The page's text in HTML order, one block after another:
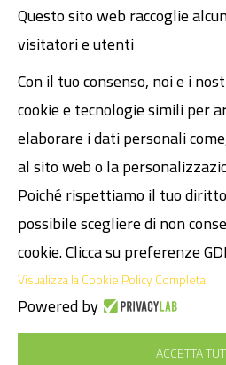
Contatti
Atmosphere
Fissa un incontro
Codice Etico
Dichiarazione dei diritti umani
Legal
P.I. 02089481200
Cap. Soc. € 30.000,00 i.v.
SDI M5UXCR1
© 2026 Tecnotrade S.r.l.
Privacy Policy
Questo sito web raccoglie
visitatori e utenti
Con il tuo consenso, noi e i
cookie e tecnologie simili per
elaborare i dati personali
al sito web o la
Poiché rispettiamo il tuo
possibile scegliere di non
cookie. Clicca su preferenze
Visualizza la Cookie Policy Completa
Powered by
ACCETTA